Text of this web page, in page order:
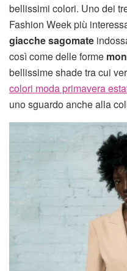
bellissimi colori. Uno dei
Fashion Week più
giacche sagomate
così come delle forme
bellissime shade tra cui
colori moda primavera
uno sguardo anche alla